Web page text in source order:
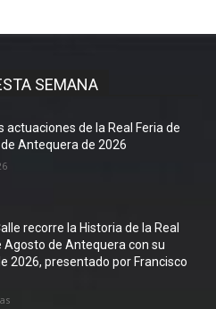
SEMANA
actuaciones de la Real Feria de
Antequera de 2026
recorre la Historia de la Real
Agosto de Antequera con su
2026, presentado por Francisco